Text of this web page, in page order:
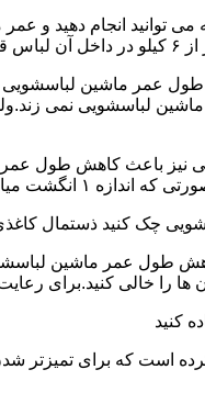
می توانید انجام دهید
عمر ماشین لباسشویی
لباسشویی نمی
نیز باعث کاهش طول عمر
نباید ماشین لباسشویی را پر کنید.
چک کنید ذستمال
طول عمر ماشین
ها را خالی کنید.برای
کنید
است که برای تمیزتر